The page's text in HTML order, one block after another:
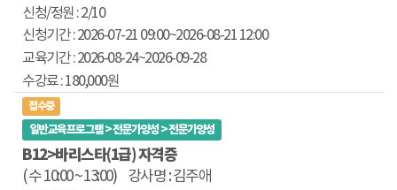
2/10
2026-07-21 09:00~2026-08-21 12:00
2026-08-24~2026-09-28
180,000원
접수중
일반교육프로그램 > 전문가양성 > 전문가양성
B12>바리스타(1급) 자격증
( 수 10:00 ~ 13:00)
강사명 : 김주애